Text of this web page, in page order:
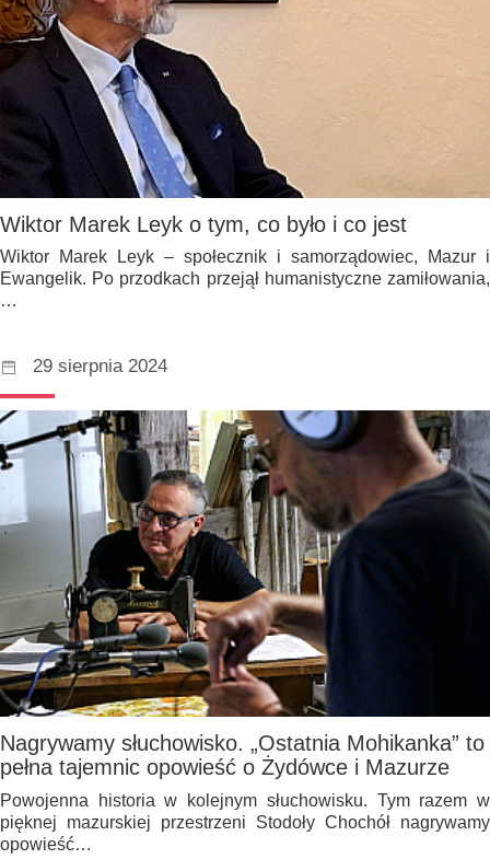
Wiktor Marek Leyk o tym, co było i co jest
Wiktor Marek Leyk – społecznik i samorządowiec, Mazur i
Ewangelik. Po przodkach przejął humanistyczne zamiłowania,
…
29 sierpnia 2024
Nagrywamy słuchowisko. „Ostatnia Mohikanka” to
pełna tajemnic opowieść o Żydówce i Mazurze
Powojenna historia w kolejnym słuchowisku. Tym razem w
pięknej mazurskiej przestrzeni Stodoły Chochół nagrywamy
opowieść…